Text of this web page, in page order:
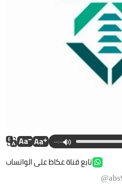
--:--
تابع قناة عكاظ على الواتساب